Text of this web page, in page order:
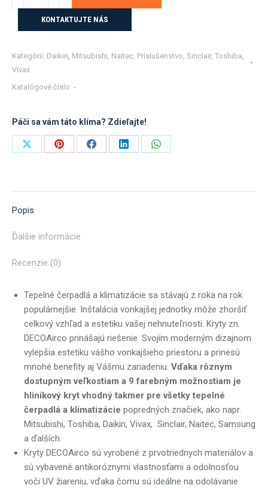
klimatizáciu
tepelné
čerpadlo
ALU
KONTAKTUJTE NÁS
Kategórií: Daikin, Mitsubishi, Naitec, Príslušenstvo, Sinclair, Toshiba,
Vivax
Katalógové číslo: -
Páči sa vám táto klíma? Zdieľajte!
Share
Share
Share
Share
Share
Popis
Ďalšie informácie
Recenzie (0)
Tepelné čerpadlá a klimatizácie sa stávajú z roka na rok
populárnejšie. Inštalácia vonkajšej jednotky môže zhoršiť
celkový vzhľad a estetiku vašej nehnuteľnosti. Kryty zn.
DECOAirco prinášajú riešenie. Svojím moderným dizajnom
vylepšia estetiku vášho vonkajšieho priestoru a prinesú
mnohé benefity aj Vášmu zariadeniu. Vďaka rôznym
dostupným veľkostiam a 9 farebným možnostiam je
hliníkový kryt vhodný takmer pre všetky tepelné
čerpadlá a klimatizácie popredných značiek, ako napr.
Mitsubishi, Toshiba, Daikin, Vivax, Sinclair, Naitec, Samsung
a ďalších.
Kryty DECOAirco sú vyrobené z prvotriednych materiálov a
sú vybavené antikoróznymi vlastnosťami a odolnosťou
voči UV žiareniu, vďaka čomu sú ideálne na odolávanie